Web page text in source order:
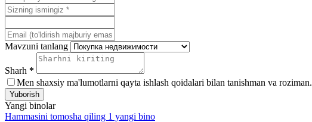
Mavzuni tanlang
Sharh *
Men shaxsiy ma'lumotlarni qayta ishlash qoidalari bilan tanishman va roziman.
Yuborish
Yangi binolar
Hammasini tomosha qiling 1 yangi bino